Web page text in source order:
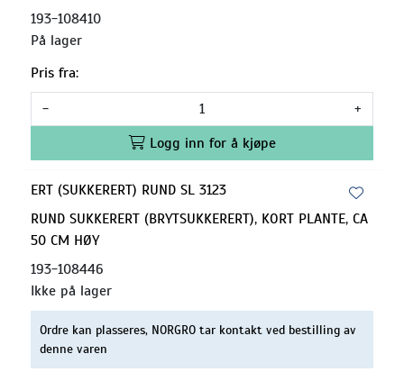
193-108410
På lager
Pris fra:
-
+
Logg inn for å kjøpe
ERT (SUKKERERT) RUND SL 3123
RUND SUKKERERT (BRYTSUKKERERT), KORT PLANTE, CA
50 CM HØY
193-108446
Ikke på lager
Ordre kan plasseres, NORGRO tar kontakt ved bestilling av
denne varen